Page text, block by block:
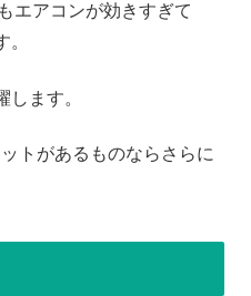
エアコンが効きすぎて
ます。
トがあるものならさらに